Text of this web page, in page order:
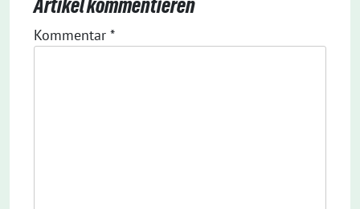
Artikel kommentieren
Kommentar *